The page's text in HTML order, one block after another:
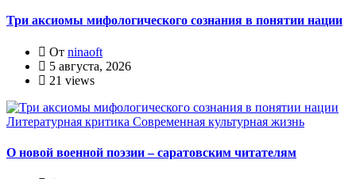
Три аксиомы мифологического сознания в понятии нации
От ninaoft
5 августа, 2026
21 views
Литературная критика Современная культурная жизнь
О новой военной поэзии – саратовским читателям